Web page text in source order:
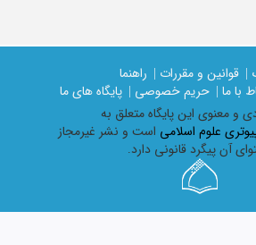
| قوانین و مقررات |
راهنما
با ما | حریم خصوصی |
پایگاه های ما
و معنوی اين پايگاه متعلق به
علوم اسلامی است و نشر غیرمجاز
آن پیگرد قانونی دارد.